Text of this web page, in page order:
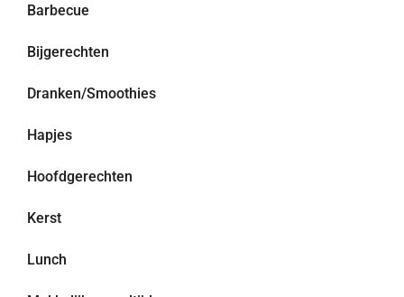
Barbecue
Bijgerechten
Dranken/Smoothies
Hapjes
Hoofdgerechten
Kerst
Lunch